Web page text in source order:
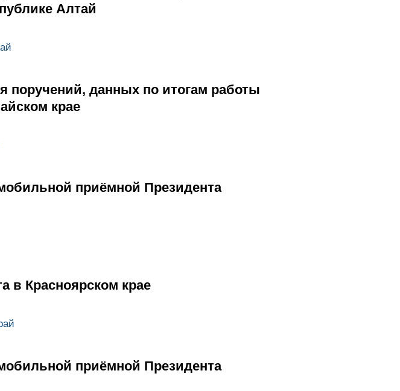
Алтай
поручений, данных по итогам работы
крае
приёмной Президента
в Красноярском крае
приёмной Президента